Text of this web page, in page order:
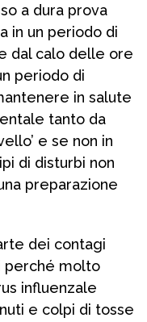
a dura prova
in un periodo di
dal calo delle ore
periodo di
in salute
tanto da
e se non in
di disturbi non
preparazione
dei contagi
perché molto
influenzale
e colpi di tosse